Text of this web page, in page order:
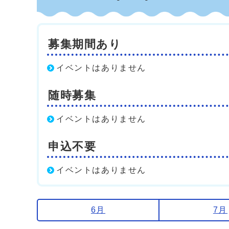
募集期間あり
イベントはありません
随時募集
イベントはありません
申込不要
イベントはありません
6月 7月